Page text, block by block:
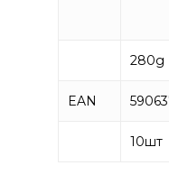
280g
EAN
10шт